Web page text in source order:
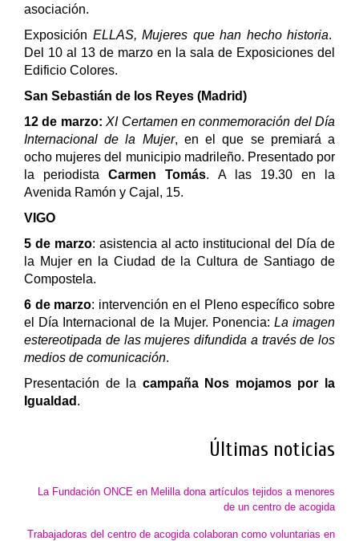
asociación.
Exposición ELLAS, Mujeres que han hecho historia.
Del 10 al 13 de marzo en la sala de Exposiciones del
Edificio Colores.
San Sebastián de los Reyes (Madrid)
12 de marzo:XI Certamen en conmemoración del Día
Internacional de la Mujer, en el que se premiará a
ocho mujeres del municipio madrileño. Presentado por
la periodistaCarmen Tomás. A las 19.30 en la
Avenida Ramón y Cajal, 15.
VIGO
5 de marzo: asistencia al acto institucional del Día de
la Mujer en la Ciudad de la Cultura de Santiago de
Compostela.
6 de marzo: intervención en el Pleno específico sobre
el Día Internacional de la Mujer. Ponencia: La imagen
estereotipada de las mujeres difundida a través de los
medios de comunicación.
Presentación de la campaña Nos mojamos por la
Igualdad .
Últimas noticias
La Fundación ONCE en Melilla dona artículos tejidos a menores
de un centro de acogida
Trabajadoras del centro de acogida colaboran como voluntarias en